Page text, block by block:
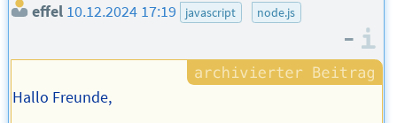
effel 10.12.2024 17:19 javascript node.js
–
Hallo Freunde,